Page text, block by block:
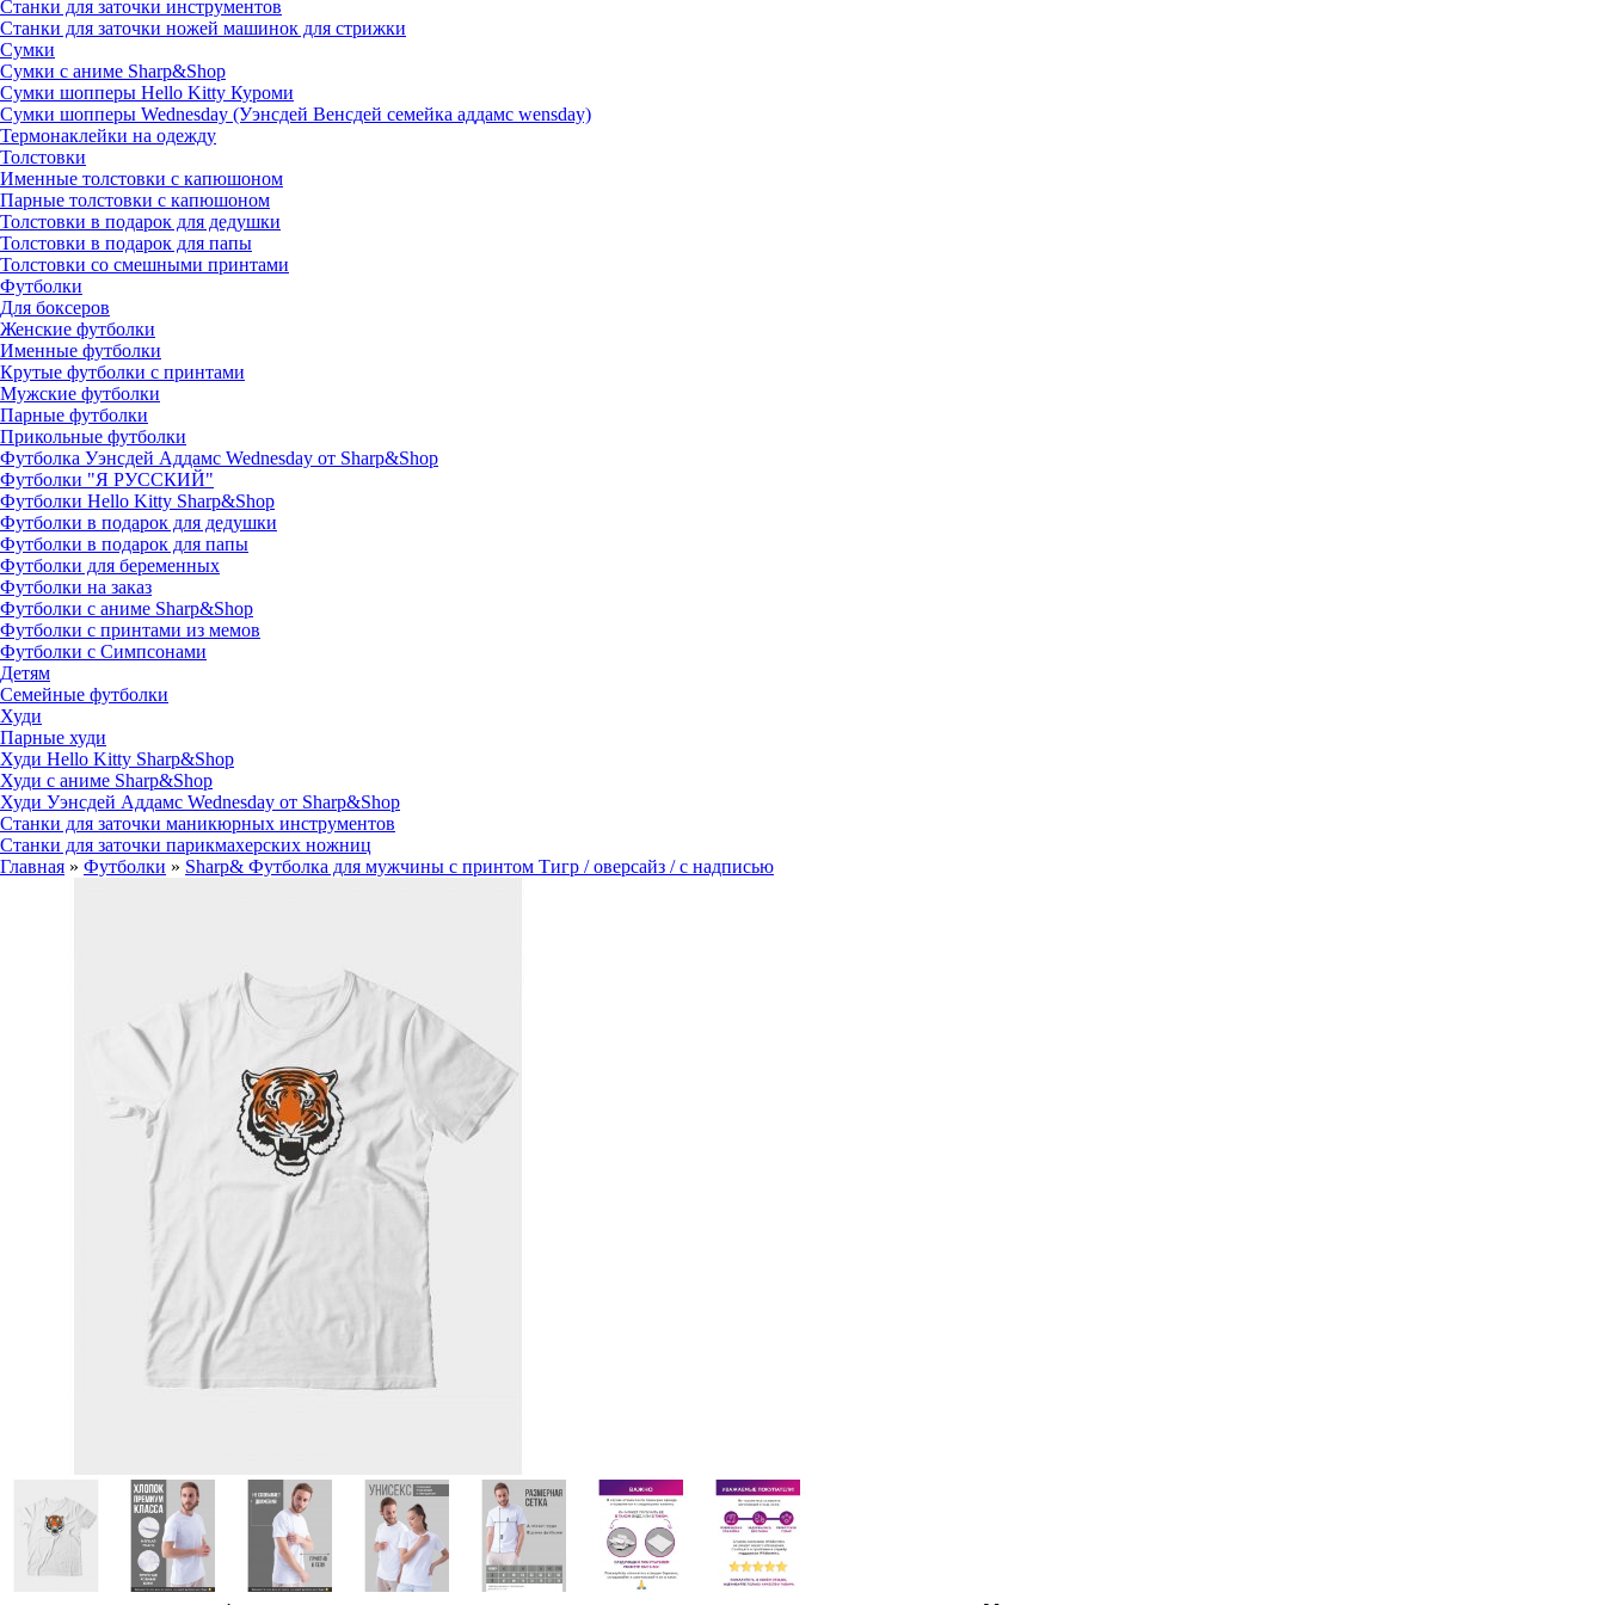
Станки для заточки инструментов
Станки для заточки ножей машинок для стрижки
Сумки
Сумки с аниме Sharp&Shop
Сумки шопперы Hello Kitty Куроми
Сумки шопперы Wednesday (Уэнсдей Венсдей семейка аддамс wensday)
Термонаклейки на одежду
Толстовки
Именные толстовки с капюшоном
Парные толстовки с капюшоном
Толстовки в подарок для дедушки
Толстовки в подарок для папы
Толстовки со смешными принтами
Футболки
Для боксеров
Женские футболки
Именные футболки
Крутые футболки с принтами
Мужские футболки
Парные футболки
Прикольные футболки
Футболка Уэнсдей Аддамс Wednesday от Sharp&Shop
Футболки "Я РУССКИЙ"
Футболки Hello Kitty Sharp&Shop
Футболки в подарок для дедушки
Футболки в подарок для папы
Футболки для беременных
Футболки на заказ
Футболки с аниме Sharp&Shop
Футболки с принтами из мемов
Футболки с Симпсонами
Детям
Семейные футболки
Худи
Парные худи
Худи Hello Kitty Sharp&Shop
Худи с аниме Sharp&Shop
Худи Уэнсдей Аддамс Wednesday от Sharp&Shop
Станки для заточки маникюрных инструментов
Станки для заточки парикмахерских ножниц
Главная » Футболки » Sharp& Футболка для мужчины с принтом Тигр / оверсайз / с надписью